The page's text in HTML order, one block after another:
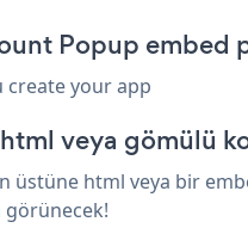
Popup embed
create your app
veya gömülü
html veya bir